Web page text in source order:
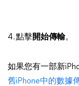
4. 點擊開始傳輸。
如果您有一部新
舊iPhone中的數據